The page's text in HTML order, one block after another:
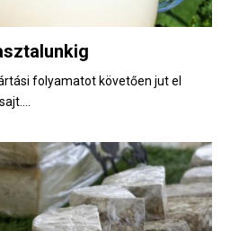
folyamatot követően jut el